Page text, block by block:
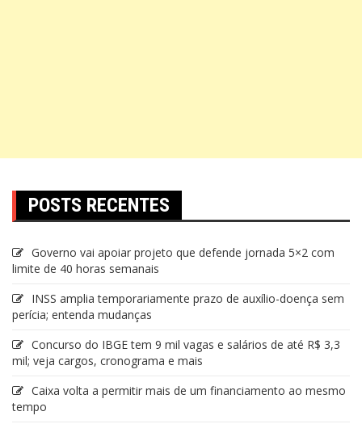
POSTS RECENTES
Governo vai apoiar projeto que defende jornada 5×2 com
limite de 40 horas semanais
INSS amplia temporariamente prazo de auxílio-doença sem
perícia; entenda mudanças
Concurso do IBGE tem 9 mil vagas e salários de até R$ 3,3
mil; veja cargos, cronograma e mais
Caixa volta a permitir mais de um financiamento ao mesmo
tempo